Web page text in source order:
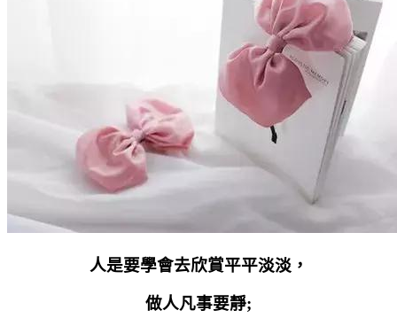
人是要學會去欣賞平平淡淡，
做人凡事要靜;